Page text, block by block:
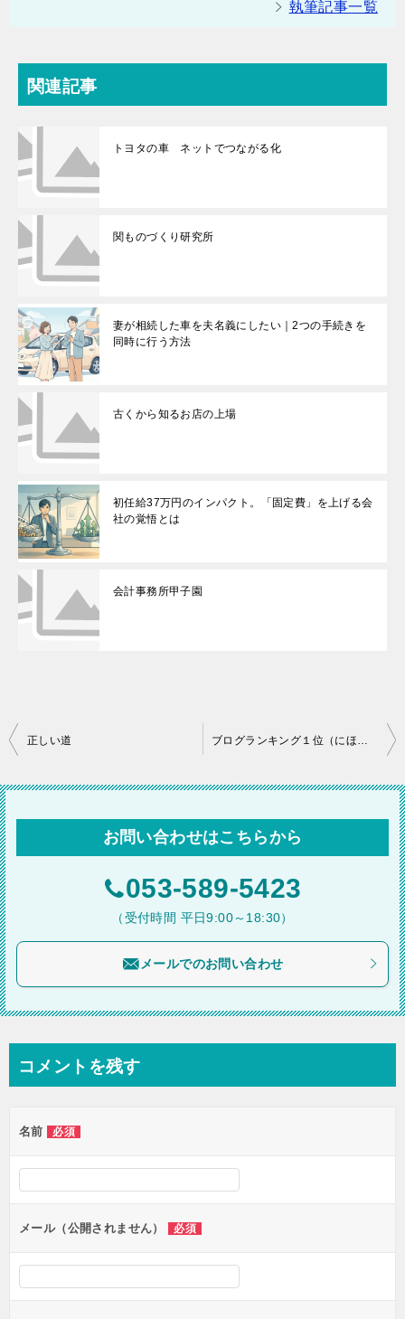
執筆記事一覧
関連記事
トヨタの車 ネットでつながる化
関ものづくり研究所
妻が相続した車を夫名義にしたい｜2つの手続きを
同時に行う方法
古くから知るお店の上場
初任給37万円のインパクト。「固定費」を上げる会
社の覚悟とは
会計事務所甲子園
投
ナ
ビ
ゲ
ョ
正しい道 ブログランキング１位（にほんブログ村）
お問い合わせはこちらから
053-589-5423
（受付時間 平日9:00～18:30）
メールでのお問い合わせ
コメントを残す
名前 必須
メール（公開されません） 必須